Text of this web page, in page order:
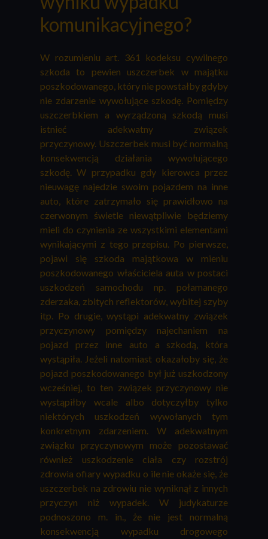
komunikacyjnego?
W rozumieniu art. 361 kodeksu cywilnego
szkoda to pewien uszczerbek w majątku
poszkodowanego, który nie powstałby gdyby
nie zdarzenie wywołujące szkodę. Pomiędzy
uszczerbkiem a wyrządzoną szkodą musi
istnieć adekwatny związek
przyczynowy. Uszczerbek musi być normalną
konsekwencją działania wywołującego
szkodę. W przypadku gdy kierowca przez
nieuwagę najedzie swoim pojazdem na inne
auto, które zatrzymało się prawidłowo na
czerwonym świetle niewątpliwie będziemy
mieli do czynienia ze wszystkimi elementami
wynikającymi z tego przepisu. Po pierwsze,
pojawi się szkoda majątkowa w mieniu
poszkodowanego właściciela auta w postaci
uszkodzeń samochodu np. połamanego
zderzaka, zbitych reflektorów, wybitej szyby
itp. Po drugie, wystąpi adekwatny związek
przyczynowy pomiędzy najechaniem na
pojazd przez inne auto a szkodą, która
wystąpiła. Jeżeli natomiast okazałoby się, że
pojazd poszkodowanego był już uszkodzony
wcześniej, to ten związek przyczynowy nie
wystąpiłby wcale albo dotyczyłby tylko
niektórych uszkodzeń wywołanych tym
konkretnym zdarzeniem. W adekwatnym
związku przyczynowym może pozostawać
również uszkodzenie ciała czy rozstrój
zdrowia ofiary wypadku o ile nie okaże się, że
uszczerbek na zdrowiu nie wyniknął z innych
przyczyn niż wypadek. W judykaturze
podnoszono m. in., że nie jest normalną
konsekwencją wypadku drogowego